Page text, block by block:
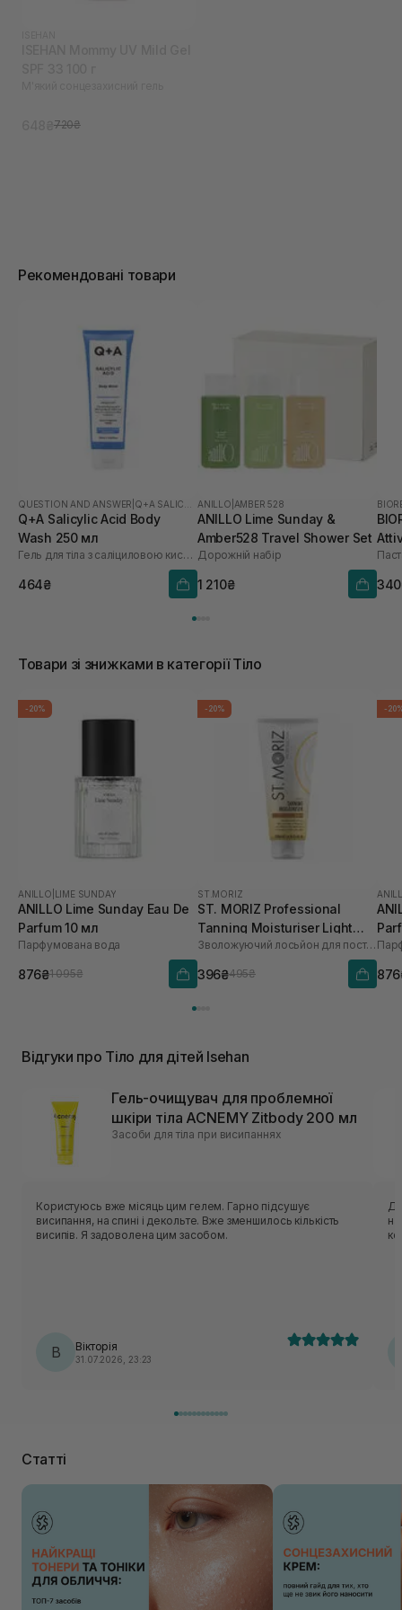
720₴
Рекомендовані товари
QUESTION AND ANSWER Q+A SALICYLIC ACID
Q+A Salicylic Acid Body
Wash 250 мл
Гель для тіла з саліциловою кислотою
464₴
ANILLO AMBER 528
ANILLO Lime Sunday &
Amber528 Travel Shower Set
Дорожній набір
1 210₴
Товари зі знижками в категорії Тіло
-20%
ANILLO LIME SUNDAY
ANILLO Lime Sunday Eau De
Parfum 10 мл
Парфумована вода
876₴1 095₴
-20%
ST.MORIZ
ST. MORIZ Professional
Tanning Moisturiser Light
200 мл
Зволожуючий лосьйон для поступової засмаги
396₴495₴
-
Відгуки про Тіло для дітей Isehan
Гель-очищувач для проблемної
шкіри тіла ACNEMY Zitbody 200 мл
Засоби для тіла при висипаннях
Користуюсь вже місяць цим гелем. Гарно підсушує
висипання, на спині і декольте. Вже зменшилось кількість
висипів. Я задоволена цим засобом.
В Вікторія
31.07.2026, 23:23
Статті